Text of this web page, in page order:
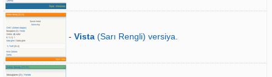
- Vista (Sarı Rengli) versiya.